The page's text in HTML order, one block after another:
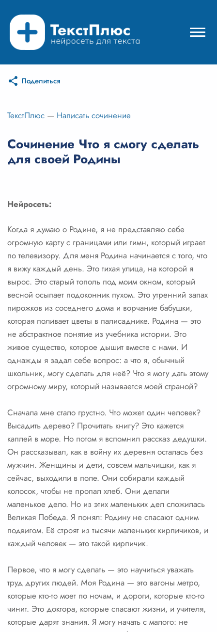
Режимы нейросети
Цены
Вход
Вход с Telegram
Поделиться
ТекстПлюс — Написать сочинение
Сочинение Что я смогу сделать
для своей Родины
Нейросеть:
Когда я думаю о Родине, я не представляю себе
огромную карту с границами или гимн, который играет
по телевизору. Для меня Родина начинается с того, что
я вижу каждый день. Это тихая улица, на которой я
вырос. Это старый тополь под моим окном, который
весной осыпает подоконник пухом. Это утренний запах
пирожков из соседнего дома и ворчание бабушки,
которая поливает цветы в палисаднике. Родина — это
не абстрактное понятие из учебника истории. Это
живое существо, которое дышит вместе с нами. И
однажды я задал себе вопрос: а что я, обычный
школьник, могу сделать для неё? Что я могу дать этому
огромному миру, который называется моей страной?
Сначала мне стало грустно. Что может один человек?
Высадить дерево? Прочитать книгу? Это кажется
каплей в море. Но потом я вспомнил рассказ дедушки.
Он рассказывал, как в войну их деревня осталась без
мужчин. Женщины и дети, совсем мальчишки, как я
сейчас, выходили в поле. Они собирали каждый
колосок, чтобы не пропал хлеб. Они делали
маленькое дело. Но из этих маленьких дел сложилась
Великая Победа. Я понял: Родину не спасают одним
подвигом. Её строят из тысячи маленьких кирпичиков, и
каждый человек — это такой кирпичик.
Первое, что я могу сделать — это научиться уважать
труд других людей. Моя Родина — это вагоны метро,
которые кто-то моет по ночам, и дороги, которые кто-то
чинит. Это доктора, которые спасают жизни, и учителя,
которые дарят знания. Я могу начать с малого: не